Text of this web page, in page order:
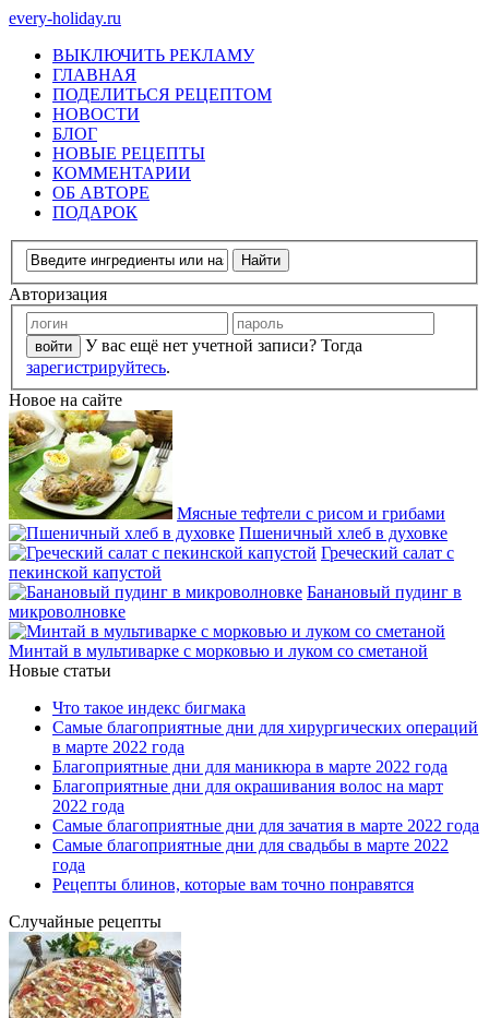
every-holiday.ru
ВЫКЛЮЧИТЬ РЕКЛАМУ
ГЛАВНАЯ
ПОДЕЛИТЬСЯ РЕЦЕПТОМ
НОВОСТИ
БЛОГ
НОВЫЕ РЕЦЕПТЫ
КОММЕНТАРИИ
ОБ АВТОРЕ
ПОДАРОК
Авторизация
У вас ещё нет учетной записи? Тогда
зарегистрируйтесь.
Новое на сайте
Мясные тефтели с рисом и грибами
Пшеничный хлеб в духовке
Греческий салат с
пекинской капустой
Банановый пудинг в
микроволновке
Минтай в мультиварке с морковью и луком со сметаной
Новые статьи
Что такое индекс бигмака
Самые благоприятные дни для хирургических операций
в марте 2022 года
Благоприятные дни для маникюра в марте 2022 года
Благоприятные дни для окрашивания волос на март
2022 года
Самые благоприятные дни для зачатия в марте 2022 года
Самые благоприятные дни для свадьбы в марте 2022
года
Рецепты блинов, которые вам точно понравятся
Случайные рецепты